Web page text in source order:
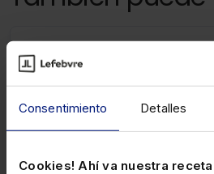
Consentimiento Detalles
Cookies! Ahí va nuestra
Causas de nulidad del
colectivo
consultas a la autoridad laboral